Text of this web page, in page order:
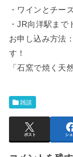
・ワインとチー
・JR向洋駅まで
お申し込み方法
す！
「石窯で焼く天
雑談
ポスト シ